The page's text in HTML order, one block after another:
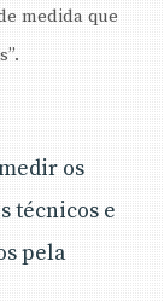
medida que
os
técnicos e
pela